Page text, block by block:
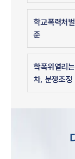
학교폭력처
준
학폭위열리
차, 분쟁조정